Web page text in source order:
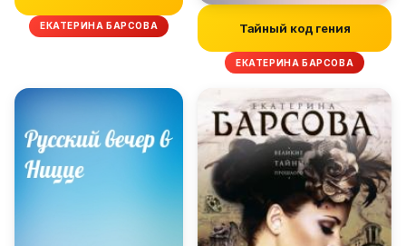
ЕКАТЕРИНА БАРСОВА Тайный код гения
ЕКАТЕРИНА БАРСОВА